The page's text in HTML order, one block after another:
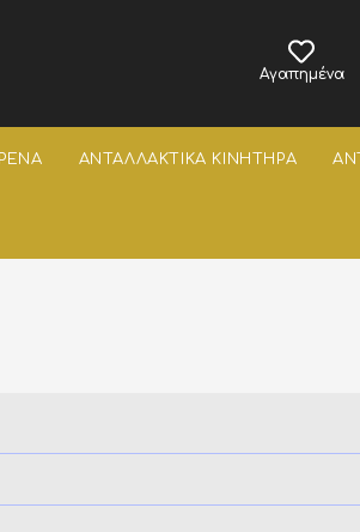
Αγαπημένα
ΑΝΤΑΛΛΑΚΤΙΚΑ ΚΙΝΗΤΗΡΑ